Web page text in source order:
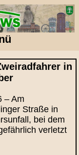
in
– Am
Straße in
bei dem
verletzt